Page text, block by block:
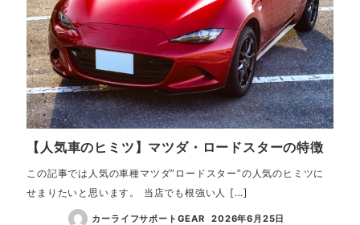
【人気車のヒミツ】マツダ・ロードスターの特徴
この記事では人気の車種マツダ”ロードスター”の人気のヒミツに
せまりたいと思います。 当店でも根強い人 […]
カーライフサポートGEAR 2026年6月25日